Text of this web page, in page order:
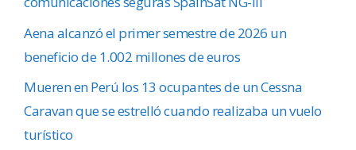
Aena alcanzó el primer semestre de 2026 un
beneficio de 1.002 millones de euros
Mueren en Perú los 13 ocupantes de un Cessna
Caravan que se estrelló cuando realizaba un vuelo
turístico